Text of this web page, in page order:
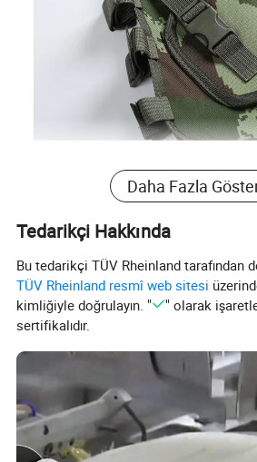
Daha Fazla
Tedarikçi Hakkında
Bu tedarikçi TÜV Rheinland tarafından
TÜV Rheinland resmî web sitesi
kimliğiyle doğrulayın. "
" olarak
sertifikalıdır.